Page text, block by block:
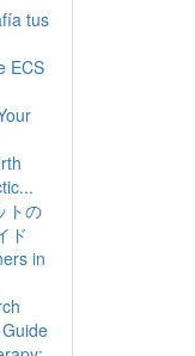
tus
ECS
トの
ド
in